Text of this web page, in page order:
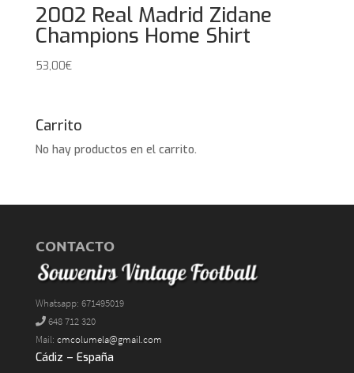
2002 Real Madrid Zidane
Champions Home Shirt
53,00€
Carrito
No hay productos en el carrito.
CONTACTO
Whatsapp: 671495019
648 712 320
Mail: cmcolumela@gmail.com
Cádiz – España